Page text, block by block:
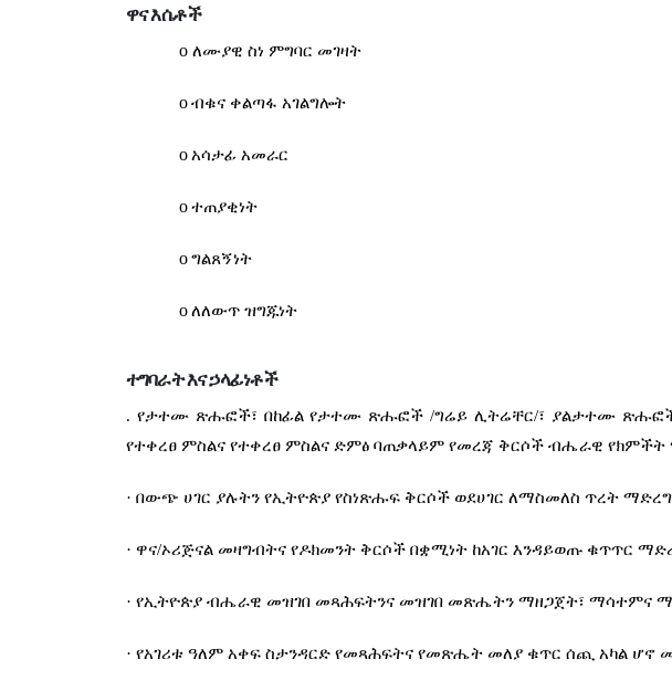
ዋና እሴቶች
o ለሙያዊ ስነ ምግባር መገዛት
oብቁና ቀልጣፋ አገልግሎት
oአሳታፊ አመራር
oተጠያቂነት
oግልጸኝነት
oለለውጥ ዝግጁነት
ተግባራት እና ኃላፊነቶች
. የታተሙ ጽሑፎች፣ በከፊል የታተሙ ጽሑፎች /ግሬይ ሊትሬቸር/፣ ያልታተሙ ጽሑፎች
የተቀረፀ ምስልና የተቀረፀ ምስልና ድምፅ ባጠቃላይም የመረጃ ቅርሶች ብሔራዊ የክምችት
· በውጭ ሀገር ያሉትን የኢትዮጵያ የስነጽሑፍ ቅርሶች ወደሀገር ለማስመለስ ጥረት
· ዋና/ኦሪጅናል መዛግብትና የዶክመንት ቅርሶች በቋሚነት ከአገር እንዳይወጡ ቁጥጥር
· የኢትዮጵያ ብሔራዊ መዝገበ መጻሕፍትንና መዝገበ መጽሔትን ማዘጋጀት፣ ማሳተምና
· የአገሪቱ ዓለም አቀፍ ስታንዳርድ የመጻሕፍትና የመጽሔት መለያ ቁጥር ሰጪ አካል ሆኖ